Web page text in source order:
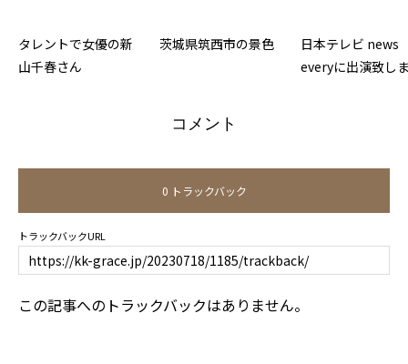
タレントで女優の新
山千春さん
茨城県筑西市の景色
日本テレビ news
everyに出演致し
コメント
0 トラックバック
トラックバックURL
この記事へのトラックバックはありません。